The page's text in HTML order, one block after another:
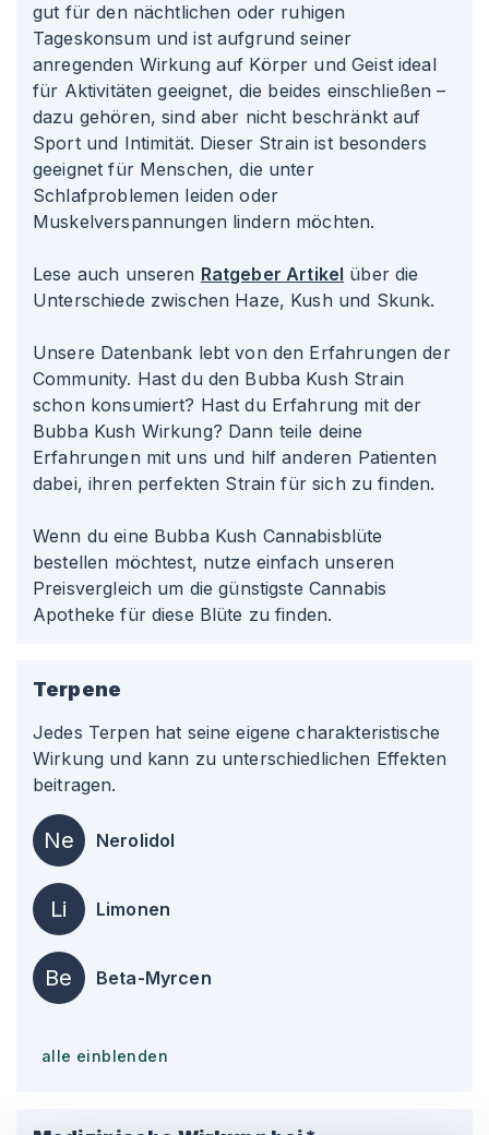
gut für den nächtlichen oder ruhigen
Tageskonsum und ist aufgrund seiner
anregenden Wirkung auf Körper und Geist ideal
für Aktivitäten geeignet, die beides einschließen –
dazu gehören, sind aber nicht beschränkt auf
Sport und Intimität. Dieser Strain ist besonders
geeignet für Menschen, die unter
Schlafproblemen leiden oder
Muskelverspannungen lindern möchten.
Lese auch unseren Ratgeber Artikel über die
Unterschiede zwischen Haze, Kush und Skunk.
Unsere Datenbank lebt von den Erfahrungen der
Community. Hast du den Bubba Kush Strain
schon konsumiert? Hast du Erfahrung mit der
Bubba Kush Wirkung? Dann teile deine
Erfahrungen mit uns und hilf anderen Patienten
dabei, ihren perfekten Strain für sich zu finden.
Wenn du eine Bubba Kush Cannabisblüte
bestellen möchtest, nutze einfach unseren
Preisvergleich um die günstigste Cannabis
Apotheke für diese Blüte zu finden.
Terpene
Jedes Terpen hat seine eigene charakteristische
Wirkung und kann zu unterschiedlichen Effekten
beitragen.
Ne Nerolidol
Li Limonen
Be Beta-Myrcen
alle einblenden